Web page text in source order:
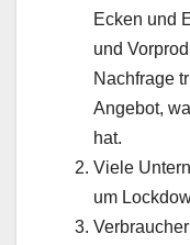
Ecken und
und
Nachfrage
Angebot,
hat.
Viele
um